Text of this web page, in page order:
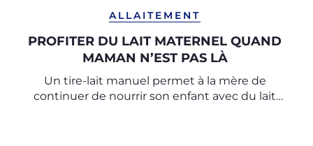
ALLAITEMENT
PROFITER DU LAIT MATERNEL QUAND
MAMAN N’EST PAS LÀ
Un tire-lait manuel permet à la mère de
continuer de nourrir son enfant avec du lait